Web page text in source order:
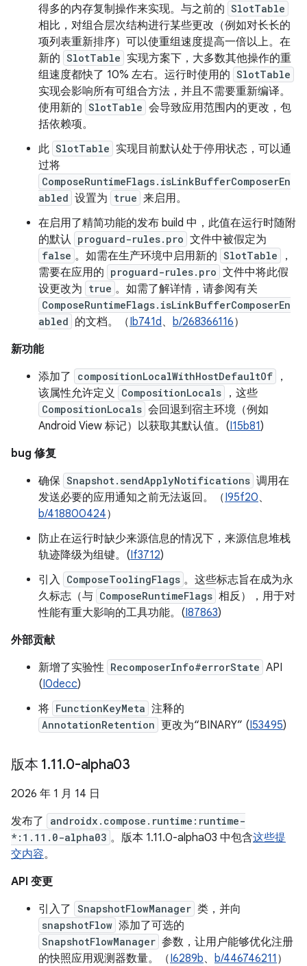
得多的内存复制操作来实现。与之前的 SlotTable
相比，对组合层次结构进行某些更改（例如对长长的
项列表重新排序）可以使重组速度提高一倍以上。在
新的 SlotTable 实现方案下，大多数其他操作的重
组速度都快了 10% 左右。运行时使用的 SlotTable
实现会影响所有可组合方法，并且不需要重新编译。
使用新的 SlotTable 会导致应用范围内的更改，包
括依赖项。
此 SlotTable 实现目前默认处于停用状态，可以通
过将
ComposeRuntimeFlags.isLinkBufferComposerEn
abled 设置为 true 来启用。
在启用了精简功能的发布 build 中，此值在运行时随附
的默认 proguard-rules.pro 文件中被假定为
false 。如需在生产环境中启用新的 SlotTable
，
需要在应用的 proguard-rules.pro 文件中将此假
设更改为 true 。如需了解详情，请参阅有关
ComposeRuntimeFlags.isLinkBufferComposerEn
abled 的文档。（Ib741d、 b/268366116）
新功能
添加了
compositionLocalWithHostDefaultOf
，
该属性允许定义 CompositionLocals ，这些
CompositionLocals 会回退到宿主环境（例如
Android View 标记）以获取其默认值。(I15b81)
bug 修复
确保 Snapshot.sendApplyNotifications 调用在
发送必要的应用通知之前无法返回。（I95f20、
b/418800424）
防止在运行时缺少来源信息的情况下，来源信息堆栈
轨迹降级为组键。(If3712)
引入 ComposeToolingFlags 。这些标志旨在成为永
久标志（与 ComposeRuntimeFlags 相反），用于对
性能有重大影响的工具功能。(I87863)
外部贡献
新增了实验性 RecomposerInfo#errorState API
(I0decc)
将 FunctionKeyMeta 注释的
AnnotationRetention 更改为“BINARY” (I53495)
版本 1.11.0-alpha03
2026 年 1 月 14 日
发布了
androidx.compose.runtime:runtime-
*:1.11.0-alpha03 。版本 1.11.0-alpha03 中包含这些提
交内容。
API 变更
引入了 SnapshotFlowManager 类，并向
snapshotFlow 添加了可选的
SnapshotFlowManager 参数，让用户能够优化注册
的快照应用观测器数量。（I6289b、 b/446746211 ）